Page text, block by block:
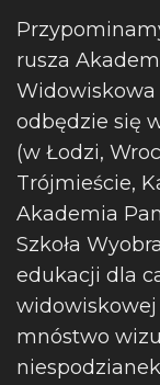
rusza
Widowiskowa
odbędzie się
(w Łodzi,
Trójmieście,
Akademia
Szkoła
edukacji dla
widowiskowej
mnóstwo